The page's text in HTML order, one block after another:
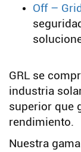
Off – Grid
GRL se
industria
superior que
rendimiento.
Nuestra